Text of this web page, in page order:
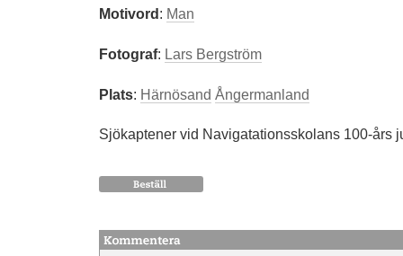
Motivord: Man
Fotograf: Lars Bergström
Plats: Härnösand Ångermanland
Sjökaptener vid Navigatationsskolans 100-års